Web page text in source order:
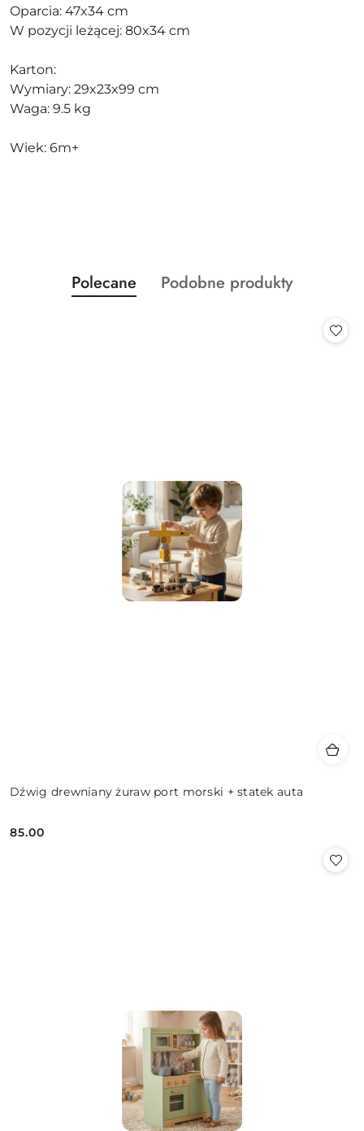
Oparcia: 47x34 cm
W pozycji leżącej: 80x34 cm
Karton:
Wymiary: 29x23x99 cm
Waga: 9.5 kg
Wiek: 6m+
Pomiń karuzelę produktów
Produkty
o
Polecane
Produkty
Podobne produkty
Dźwig drewniany żuraw port morski + statek auta
Cena:
85.00